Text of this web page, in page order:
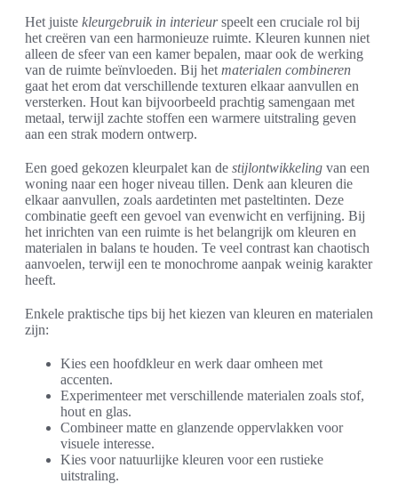
Het juiste kleurgebruik in interieurspeelt een cruciale rol bij
het creëren van een harmonieuze ruimte. Kleuren kunnen niet
alleen de sfeer van een kamer bepalen, maar ook de werking
van de ruimte beïnvloeden. Bij het materialen combineren
gaat het erom dat verschillende texturen elkaar aanvullen en
versterken. Hout kan bijvoorbeeld prachtig samengaan met
metaal, terwijl zachte stoffen een warmere uitstraling geven
aan een strak modern ontwerp.
Een goed gekozen kleurpalet kan de stijlontwikkeling van een
woning naar een hoger niveau tillen. Denk aan kleuren die
elkaar aanvullen, zoals aardetinten met pasteltinten. Deze
combinatie geeft een gevoel van evenwicht en verfijning. Bij
het inrichten van een ruimte is het belangrijk om kleuren en
materialen in balans te houden. Te veel contrast kan chaotisch
aanvoelen, terwijl een te monochrome aanpak weinig karakter
heeft.
Enkele praktische tips bij het kiezen van kleuren en materialen
zijn:
Kies een hoofdkleur en werk daar omheen met
accenten.
Experimenteer met verschillende materialen zoals stof,
hout en glas.
Combineer matte en glanzende oppervlakken voor
visuele interesse.
Kies voor natuurlijke kleuren voor een rustieke
uitstraling.